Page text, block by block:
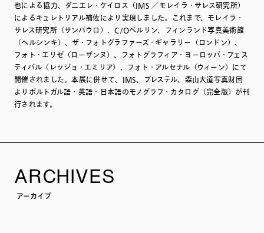
也による協力、ダニエレ・ケイロス（IMS ／モレイラ・サレス研究所）
によるキュレトリアル補佐により実現しました。これまで、モレイラ・
サレス研究所（サンパウロ）、C/Oベルリン、フィンランド写真美術館
（ヘルシンキ）、ザ・フォトグラファーズ・ギャラリー（ロンドン）、
フォト・エリゼ（ローザンヌ）、フォトグラフィア・ヨーロッパ・フェス
ティバル（レッジョ・エミリア）、フォト・アルセナル（ウィーン）にて
開催されました。本展に併せて、IMS、プレステル、森山大道写真財団
よりポルトガル語・英語・日本語のモノグラフ・カタログ（完全版）が刊
行されます。
ARCHIVES
アーカイブ